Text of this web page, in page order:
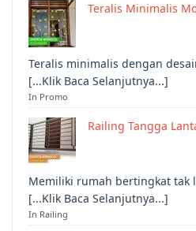
Teralis Minimalis
Teralis minimalis dengan
[...Klik Baca Selanjutnya...]
In Promo
Railing Tangga
Memiliki rumah bertingkat tak
[...Klik Baca Selanjutnya...]
In Railing